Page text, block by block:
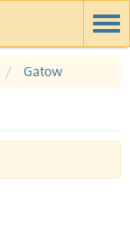
Gatow